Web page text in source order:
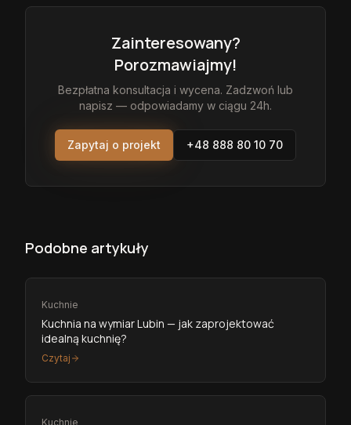
Zainteresowany?
Porozmawiajmy!
Bezpłatna konsultacja i wycena. Zadzwoń lub
napisz — odpowiadamy w ciągu 24h.
Zapytaj o projekt +48 888 80 10 70
Podobne artykuły
Kuchnie
Kuchnia na wymiar Lubin — jak zaprojektować
idealną kuchnię?
Czytaj
Kuchnie